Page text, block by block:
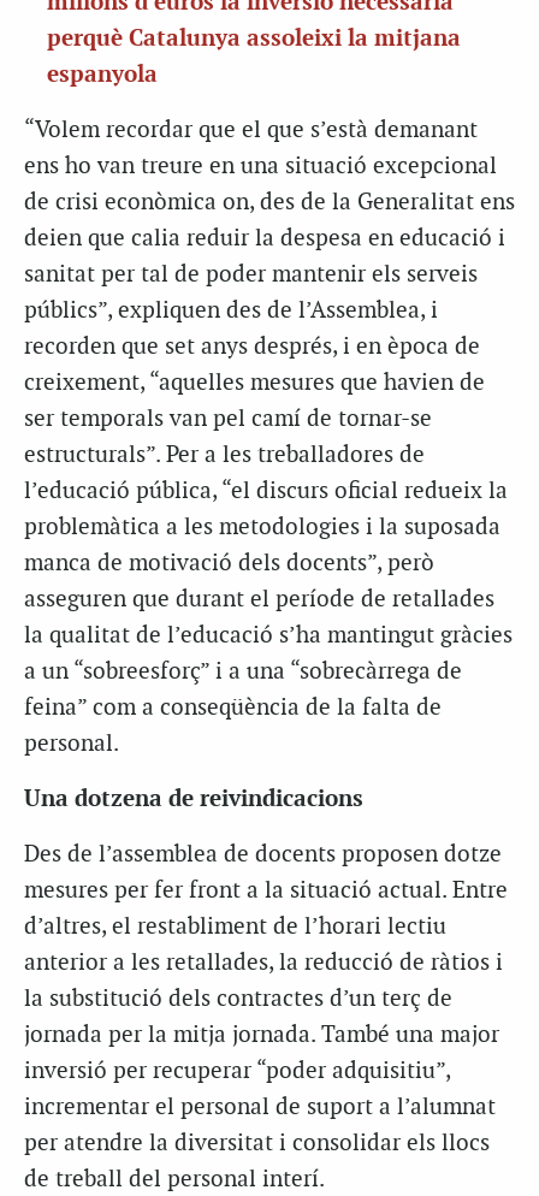
perquè Catalunya assoleixi la mitjana
espanyola
“Volem recordar que el que s’està demanant
ens ho van treure en una situació excepcional
de crisi econòmica on, des de la Generalitat ens
deien que calia reduir la despesa en educació i
sanitat per tal de poder mantenir els serveis
públics”, expliquen des de l’Assemblea, i
recorden que set anys després, i en època de
creixement, “aquelles mesures que havien de
ser temporals van pel camí de tornar-se
estructurals”. Per a les treballadores de
l’educació pública, “el discurs oficial redueix la
problemàtica a les metodologies i la suposada
manca de motivació dels docents”, però
asseguren que durant el període de retallades
la qualitat de l’educació s’ha mantingut gràcies
a un “sobreesforç” i a una “sobrecàrrega de
feina” com a conseqüència de la falta de
personal.
Una dotzena de reivindicacions
Des de l’assemblea de docents proposen dotze
mesures per fer front a la situació actual. Entre
d’altres, el restabliment de l’horari lectiu
anterior a les retallades, la reducció de ràtios i
la substitució dels contractes d’un terç de
jornada per la mitja jornada. També una major
inversió per recuperar “poder adquisitiu”,
incrementar el personal de suport a l’alumnat
per atendre la diversitat i consolidar els llocs
de treball del personal interí.